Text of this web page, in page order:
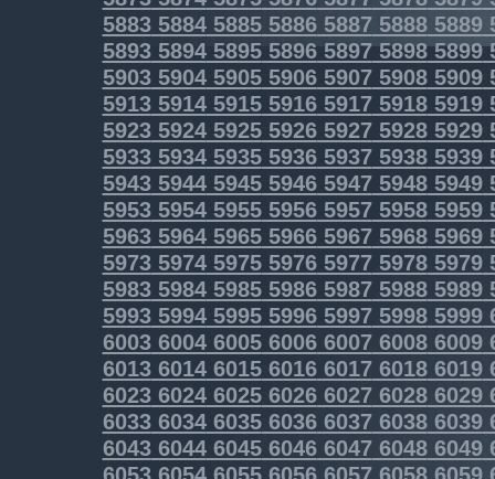
58835884588558865887 58885889
5893589458955896589758985899
5903590459055906590759085909
5913591459155916591759185919
5923592459255926592759285929
5933593459355936593759385939
5943594459455946594759485949
5953595459555956595759585959
5963596459655966596759685969
5973597459755976597759785979
5983598459855986598759885989
5993599459955996599759985999
6003600460056006600760086009
6013601460156016601760186019
6023602460256026602760286029
6033603460356036603760386039
6043604460456046604760486049